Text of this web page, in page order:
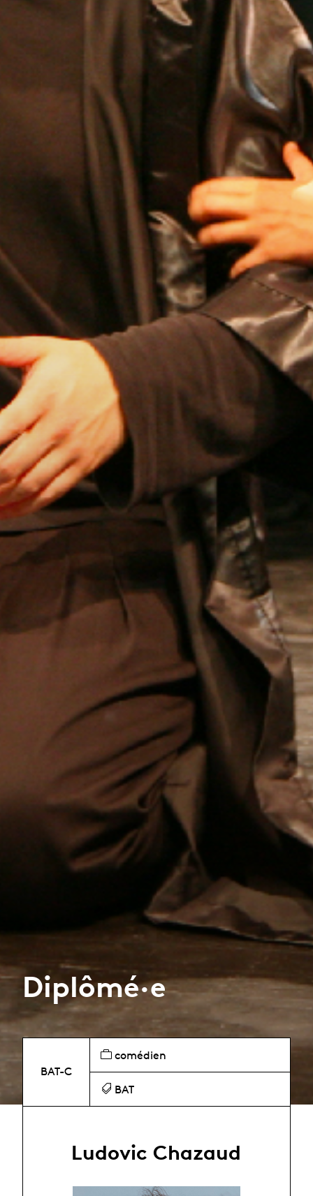
Diplômé·e
BAT-C
comédien
BAT
Ludovic Chazaud